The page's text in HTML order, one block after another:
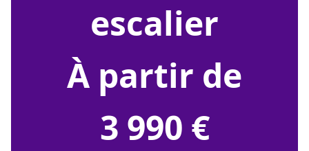
escalier
À partir de
3 990 €